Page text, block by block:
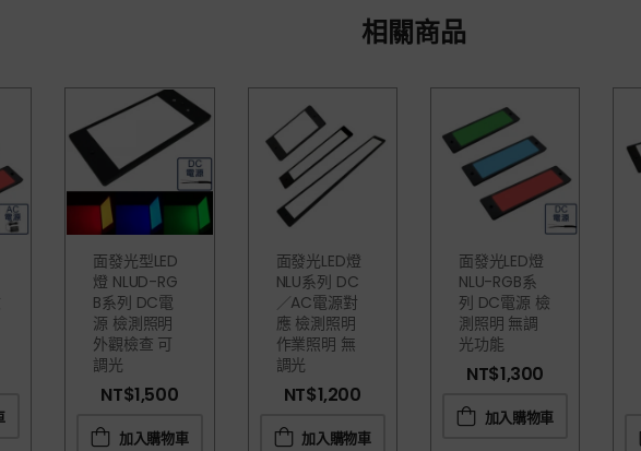
相關商品
面發光型LED
燈 NLUD-RG
B系列 DC電
源 檢測照明
外觀檢查 可
調光
NT$1,500
加入購物車
面發光LED燈
NLU系列 DC
／AC電源對
應 檢測照明
作業照明 無
調光
NT$1,200
加入購物車
面發光LED燈
NLU-RGB系
列 DC電源 檢
測照明 無調
光功能
NT$1,300
加入購物車